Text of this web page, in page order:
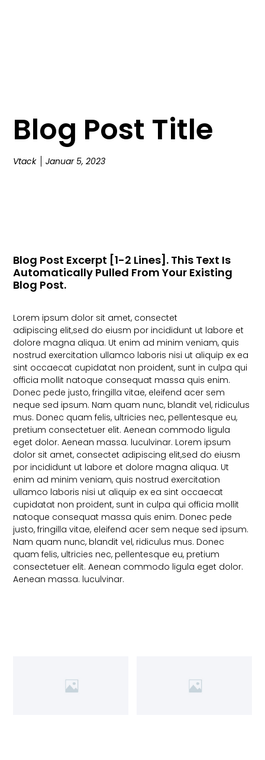
Blog Post Title
Vtack Januar 5, 2023
Blog Post Excerpt [1-2 Lines]. This Text Is
Automatically Pulled From Your Existing
Blog Post.
Lorem ipsum dolor sit amet, consectet
adipiscing elit,sed do eiusm por incididunt ut labore et
dolore magna aliqua. Ut enim ad minim veniam, quis
nostrud exercitation ullamco laboris nisi ut aliquip ex ea
sint occaecat cupidatat non proident, sunt in culpa qui
officia mollit natoque consequat massa quis enim.
Donec pede justo, fringilla vitae, eleifend acer sem
neque sed ipsum. Nam quam nunc, blandit vel, ridiculus
mus. Donec quam felis, ultricies nec, pellentesque eu,
pretium consectetuer elit. Aenean commodo ligula
eget dolor. Aenean massa. luculvinar. Lorem ipsum
dolor sit amet, consectet adipiscing elit,sed do eiusm
por incididunt ut labore et dolore magna aliqua. Ut
enim ad minim veniam, quis nostrud exercitation
ullamco laboris nisi ut aliquip ex ea sint occaecat
cupidatat non proident, sunt in culpa qui officia mollit
natoque consequat massa quis enim. Donec pede
justo, fringilla vitae, eleifend acer sem neque sed ipsum.
Nam quam nunc, blandit vel, ridiculus mus. Donec
quam felis, ultricies nec, pellentesque eu, pretium
consectetuer elit. Aenean commodo ligula eget dolor.
Aenean massa. luculvinar.